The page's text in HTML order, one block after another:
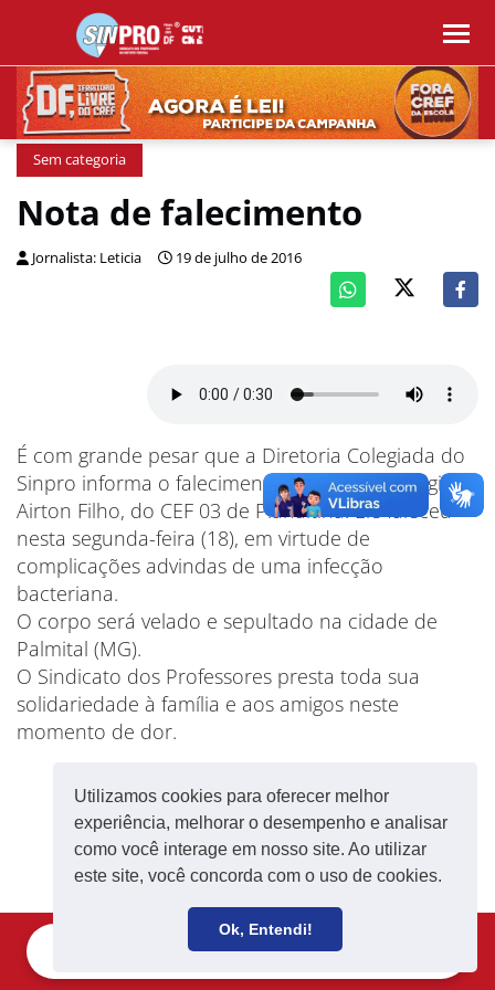
Utilizamos cookies para oferecer melhor
experiência, melhorar o desempenho e analisar
como você interage em nosso site. Ao utilizar
este site, você concorda com o uso de cookies.
Ok, Entendi!
Sem categoria
Nota de falecimento
Jornalista: Leticia 19 de julho de 2016
É com grande pesar que a Diretoria Colegiada do
Sinpro informa o falecimento do professor Higino
Airton Filho, do CEF 03 de Planaltina. Ele faleceu
nesta segunda-feira (18), em virtude de
complicações advindas de uma infecção
bacteriana.
O corpo será velado e sepultado na cidade de
Palmital (MG).
O Sindicato dos Professores presta toda sua
solidariedade à família e aos amigos neste
momento de dor.
Receba notícias